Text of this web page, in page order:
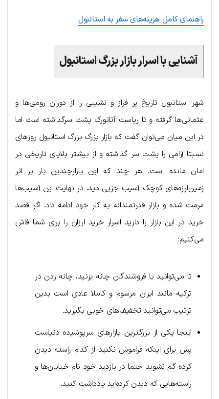
راهنمای کامل هزینه‌های سفر به استانبول
آشنایی با اسرار بازار بزرگ استانبول
شهر استانبول تاریخ پر فراز و نشیبی را از دوران رومی‌ها و
عثمانی‌ها گرفته و تا ریاست آتاتورک پشت سرگذاشته است اما
در این میان می‌توان گفت که بازار بزرگ بزرگ استانبول روزهای
نسبتا آرامی را پشت سر گذاشته و از بیشتر بلایای تاریخی در
امان مانده است. هر چند که این بازارچندین بار بر اثر
زمین‌لرزه‌های کوچک آسیب جزیی دید. در نهایت این آسیب‌ها
مرمت شده و بازار قدرتمندانه به کار خود ادامه داد. اگر قصد
خرید در این بازار را دارید اسرار خرید ارزان را برای شما فاش
می‌کنیم:
تا می‌توانید با فروشندگان چانه بزنید، چانه زدن در
ترکیه مانند ایران مرسوم و کاملا عادی است بدین
ترتیب می‌توانید تخفیف‌های خوبی بگیرید.
اینجا یکی از بزرگترین بازارهای سرپوشیده دنیاست
پس برای اینکه فراموش نکنید از کدام راسته دیدن
کرده گم نشوید حتما در بازدید خود نام خیابان‌ها و
راسته‌هایی که دیدن کرده‌اید یادداشت کنید.